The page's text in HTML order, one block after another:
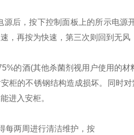
源后，按下控制面板上的所示电
，再按为快速，第三次则回到无
的酒(其他杀菌剂视用户使用的
柜的不锈钢结构造成损坏。同时
进入安柜。
每两周进行清洁维护，按